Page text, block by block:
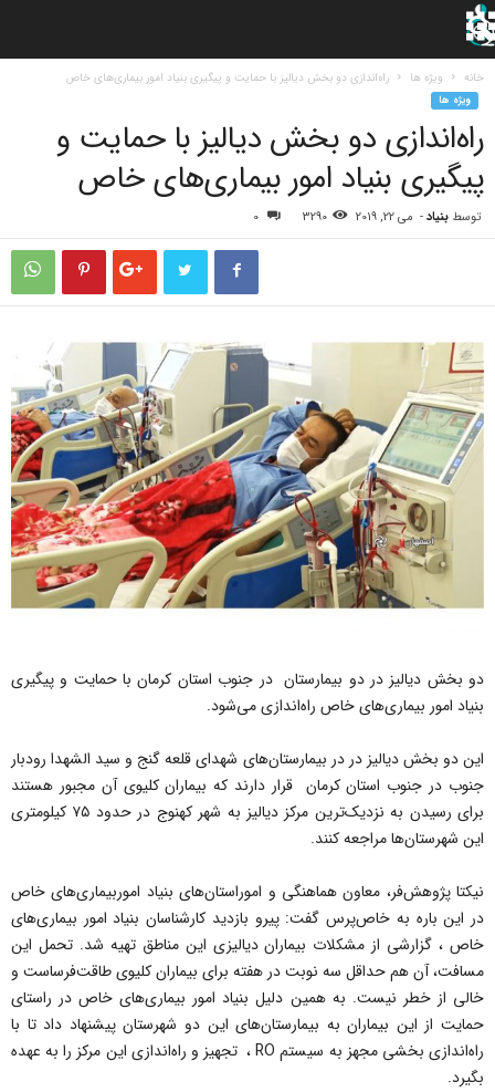
خانه ویژه ها راه‌اندازی دو بخش دیالیز با حمایت و پیگیری بنیاد امور بیماری‌های خاص
ویژه ها
راه‌اندازی دو بخش دیالیز با حمایت و
پیگیری بنیاد امور بیماری‌های خاص
توسط بنیاد- می 22, 2019 3290
0
دو بخش دیالیز در دو بیمارستان در جنوب استان کرمان با حمایت و پیگیری
بنیاد امور بیماری‌های خاص راه‌اندازی می‌شود.
این دو بخش دیالیز در در بیمارستان‌های شهدای قلعه گنج و سید الشهدا رودبار
جنوب در جنوب استان کرمان قرار دارند که بیماران کلیوی آن مجبور هستند
برای رسیدن به نزدیک‌ترین مرکز دیالیز به شهر کهنوج در حدود ۷۵ کیلومتری
این شهرستان‌ها مراجعه کنند.
نیکتا پژوهش‌فر، معاون هماهنگی و اموراستان‌های بنیاد اموربیماری‌های خاص
در این باره به خاص‌پرس گفت: پیرو بازدید کارشناسان بنیاد امور بیماری‌های
خاص ، گزارشی از مشکلات بیماران دیالیزی این مناطق تهیه شد. تحمل این
مسافت، آن هم حداقل سه نوبت در هفته برای بیماران کلیوی طاقت‌فرساست و
خالی از خطر نیست. به همین دلیل بنیاد امور بیماری‌های خاص در راستای
حمایت از این بیماران به بیمارستان‌های این دو شهرستان پیشنهاد داد تا با
راه‌اندازی بخشی مجهز به سیستم RO ، تجهیز و راه‌اندازی این مرکز را به عهده
بگیرد.